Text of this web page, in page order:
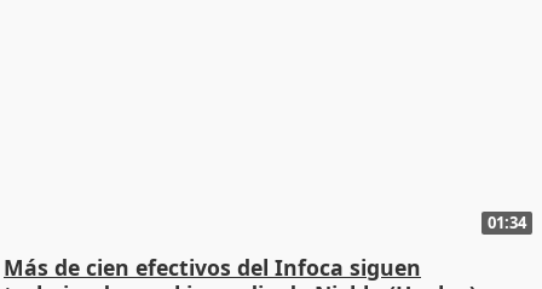
01:34
Más de cien efectivos del Infoca siguen